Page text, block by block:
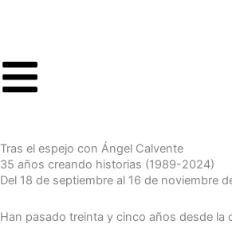
Tras el espejo con Ángel Calvente
35 años creando historias (1989-2024)
Del 18 de septiembre al 16 de noviembre
Han pasado treinta y cinco años desde la